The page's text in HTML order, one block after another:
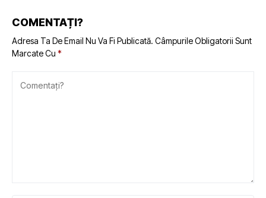
COMENTAȚI?
Adresa Ta De Email Nu Va Fi Publicată. Câmpurile Obligatorii Sunt
Marcate Cu *